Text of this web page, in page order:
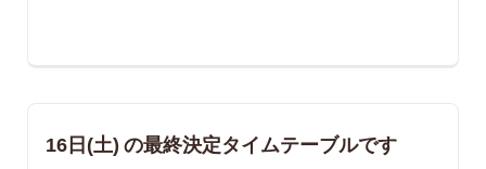
16日(土) の最終決定タイムテーブルです